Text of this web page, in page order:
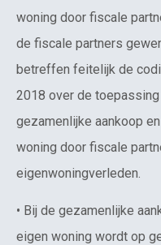
woning door fiscale
de fiscale partners
betreffen feitelijk de
2018 over de
gezamenlijke aankoop
woning door fiscale
eigenwoningverleden.
• Bij de gezamenlijke
eigen woning wordt op